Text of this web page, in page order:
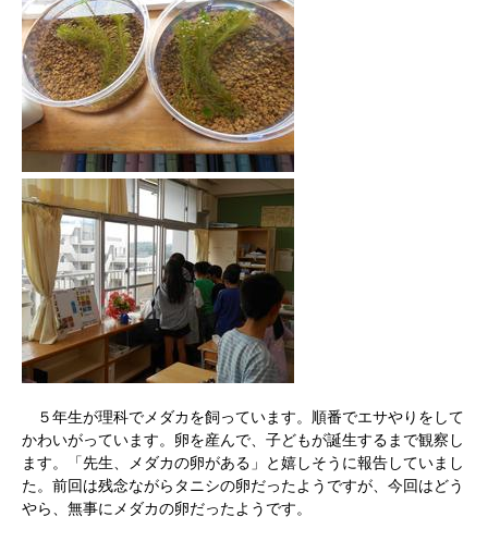
５年生が理科でメダカを飼っています。順番でエサやりをして
かわいがっています。卵を産んで、子どもが誕生するまで観察し
ます。「先生、メダカの卵がある」と嬉しそうに報告していまし
た。前回は残念ながらタニシの卵だったようですが、今回はどう
やら、無事にメダカの卵だったようです。